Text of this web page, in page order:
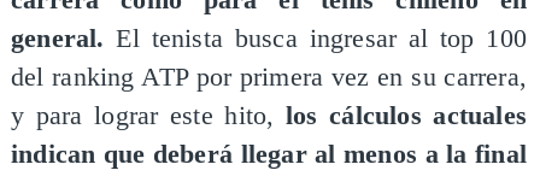
general.El tenista busca ingresar al top 100
del ranking ATP por primera vez en su carrera,
y para lograr este hito,los cálculos actuales
indican que deberá llegar al menos a la final